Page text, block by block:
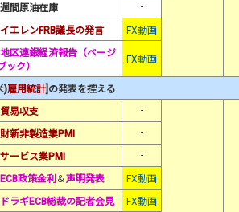
間原油在庫
-
イエレンFRB議長の発言 FX動画
地区連銀経済報告（ベージ
ック）
FX動画
)雇用統計 ]の発表を控える
貿易収支 -
財新非製造業PMI
-
サービス業PMI
-
ECB政策金利 ＆声明発表
FX動画
ドラギECB総裁の記者会見
FX動画